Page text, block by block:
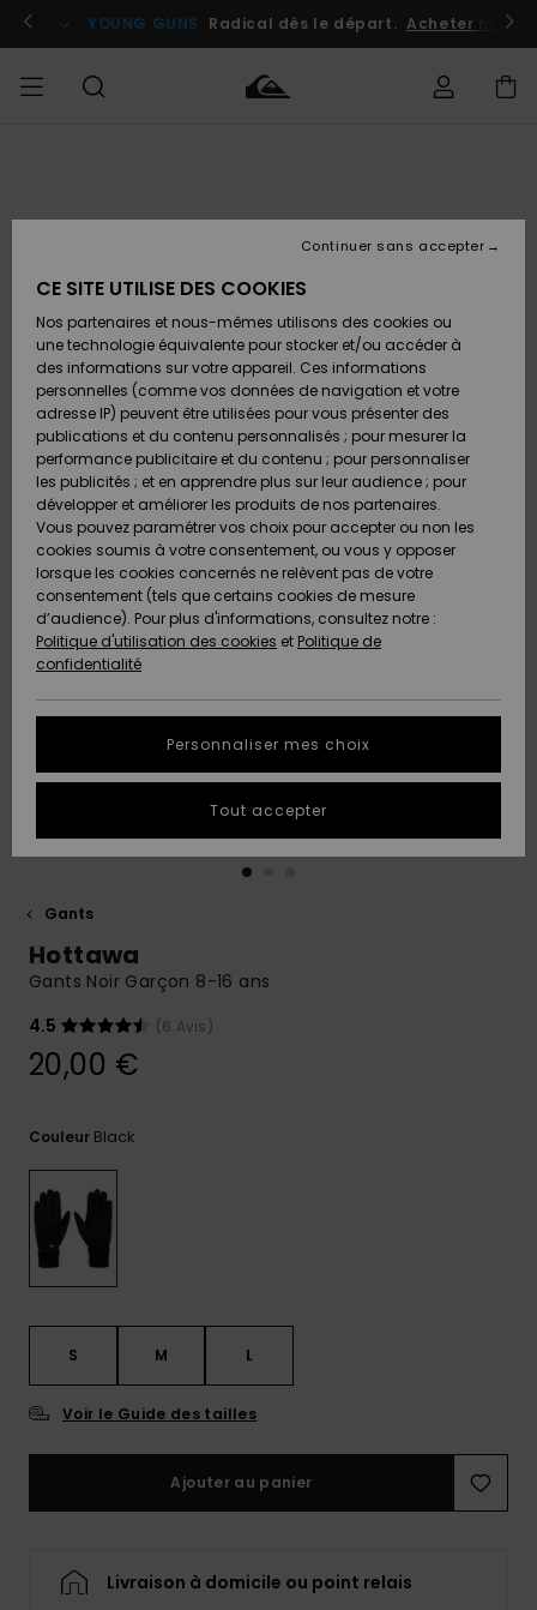
l'information
le
Se connecter / s'inscrire
YOUNG GUNS Radical dès le départ. Acheter
Chaussures
& Tongs
Surf
Snow
Nouveautés
A
Découvrir
Chaussures
& Tongs
Surf
Snow
Nouveautés
A
Découvrir
FEMME
A
Découvrir
Snow
SURF
Surf
Shop
Enfant
Highlights
Communauté
SNOW
Snow
Shop
Enfant
Snow
Shop
Femme
A
Découvrir
Communauté
OUTLET
Enfant
Outlet
Femme
AIDE &
CONTACT
Retours
Paiement
Carte
Cadeau
Quiksilver
Freedom
Protection
des
tailles
conversation
à votre
Démarrer
contact.
Consulter
la FAQ
MAGASINS
QUIKSILVER
Gants
Hottawa
Gants Noir Garçon 8-16 ans
4.5
(6 Avis)
20,00 €
Couleur Black
S M L
Voir le Guide des tailles
Ajouter au panier
Livraison à domicile ou point relais
CE SITE UTILISE DES COOKIES
Nos partenaires et nous-mêmes utilisons des cookies ou
une technologie équivalente pour stocker et/ou accéder à
des informations sur votre appareil. Ces informations
personnelles (comme vos données de navigation et votre
adresse IP) peuvent être utilisées pour vous présenter des
publications et du contenu personnalisés ; pour mesurer la
performance publicitaire et du contenu ; pour personnaliser
les publicités ; et en apprendre plus sur leur audience ; pour
développer et améliorer les produits de nos partenaires.
Vous pouvez paramétrer vos choix pour accepter ou non les
cookies soumis à votre consentement, ou vous y opposer
lorsque les cookies concernés ne relèvent pas de votre
consentement (tels que certains cookies de mesure
d’audience). Pour plus d'informations, consultez notre :
Politique d'utilisation des cookies et Politique de
confidentialité
Personnaliser mes choix
Continuer sans accepter
Tout accepter